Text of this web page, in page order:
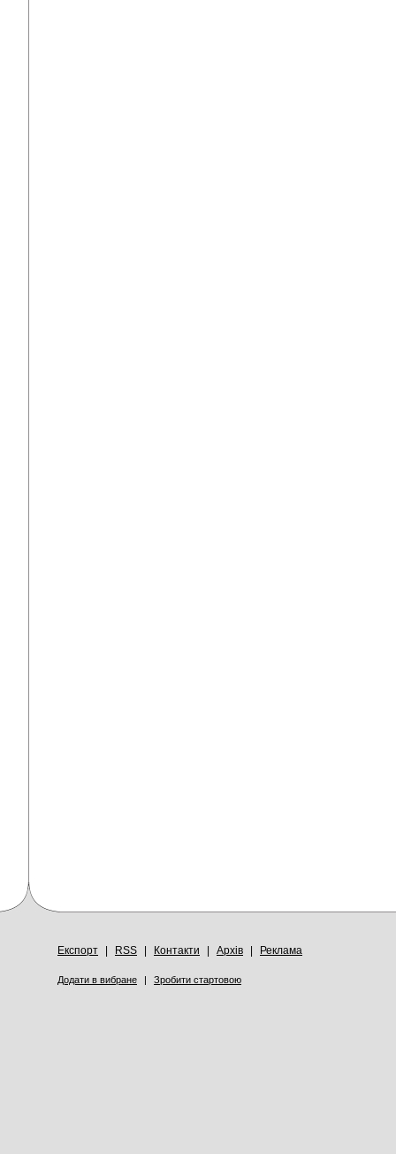
Експорт RSS Контакти Архів Реклама
Додати в вибране | Зробити стартовою